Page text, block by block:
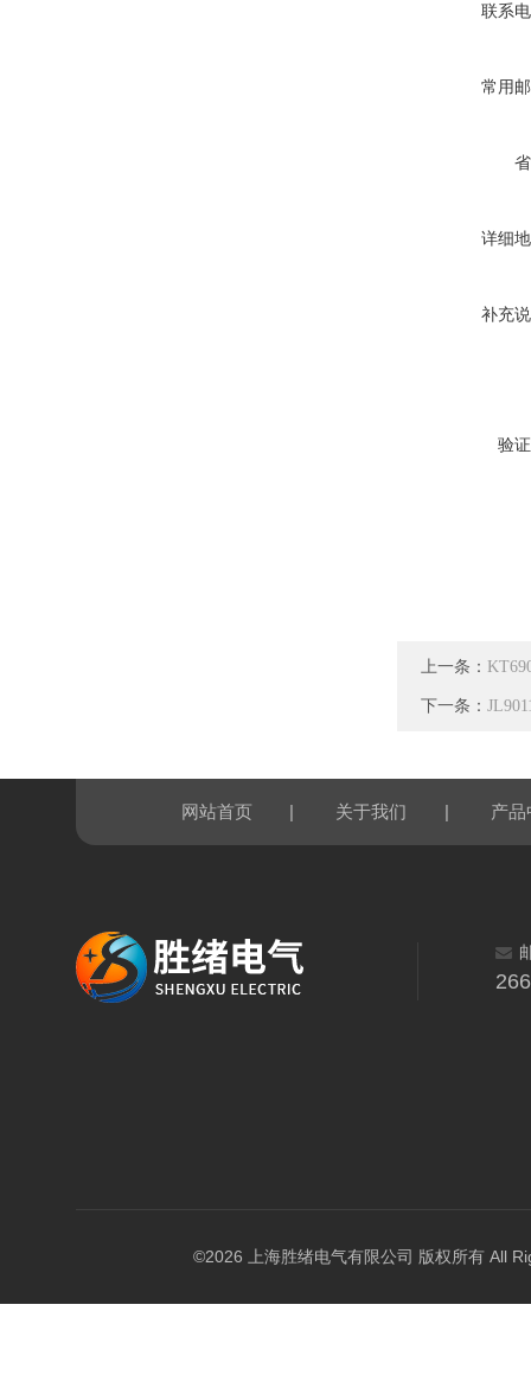
联系
常用
详细
补充
验
上一条：
下一条：
网站首页 | 关于我们 | 产品
©2026 上海胜绪电气有限公司 版权所有 All